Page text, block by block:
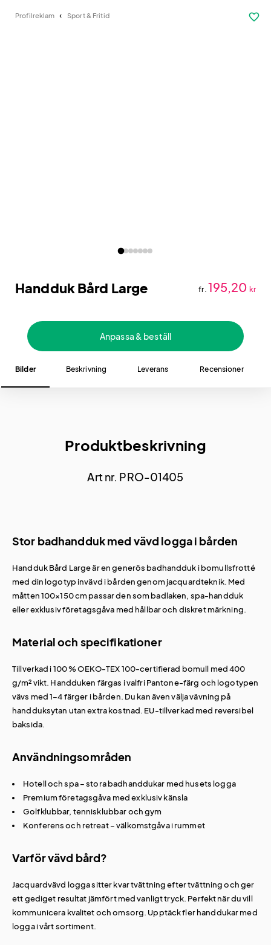
Profilreklam Sport & Fritid favorite_border
Handduk Bård Large fr. 195,20 kr
Anpassa & beställ
Bilder Beskrivning Leverans Recensioner
Produktbeskrivning
Art nr. PRO-01405
Stor badhandduk med vävd logga i bården
Handduk Bård Large är en generös badhandduk i bomullsfrotté
med din logotyp invävd i bården genom jacquardteknik. Med
måtten 100×150 cm passar den som badlaken, spa-handduk
eller exklusiv företagsgåva med hållbar och diskret märkning.
Material och specifikationer
Tillverkad i 100 % OEKO-TEX 100-certifierad bomull med 400
g/m² vikt. Handduken färgas i valfri Pantone-färg och logotypen
vävs med 1–4 färger i bården. Du kan även välja vävning på
handduksytan utan extra kostnad. EU-tillverkad med reversibel
baksida.
Användningsområden
Hotell och spa – stora badhanddukar med husets logga
Premium företagsgåva med exklusiv känsla
Golfklubbar, tennisklubbar och gym
Konferens och retreat – välkomstgåva i rummet
Varför vävd bård?
Jacquardvävd logga sitter kvar tvättning efter tvättning och ger
ett gediget resultat jämfört med vanligt tryck. Perfekt när du vill
kommunicera kvalitet och omsorg. Upptäck flerhanddukar med
loggai vårt sortiment.